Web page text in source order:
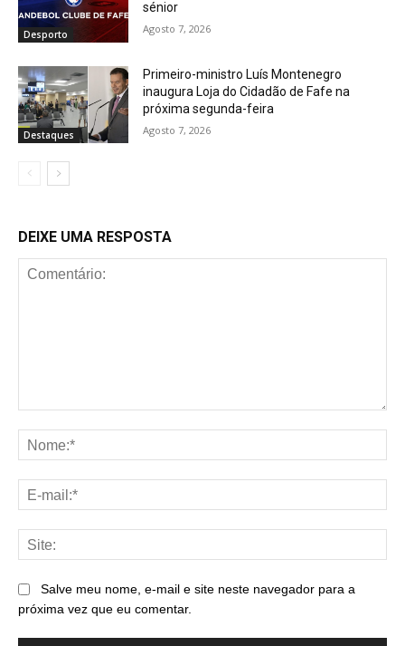
Desporto
sénior
Agosto 7, 2026
Destaques
Primeiro-ministro Luís Montenegro
inaugura Loja do Cidadão de Fafe na
próxima segunda-feira
Agosto 7, 2026
DEIXE UMA RESPOSTA
Salve meu nome, e-mail e site neste navegador para a
próxima vez que eu comentar.